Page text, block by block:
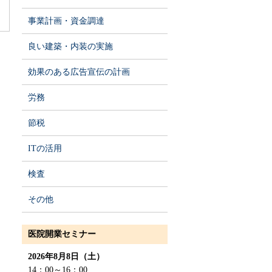
事業計画・資金調達
良い建築・内装の実施
効果のある広告宣伝の計画
労務
節税
ITの活用
検査
その他
医院開業セミナー
2026年8月8日（土）
14：00～16：00